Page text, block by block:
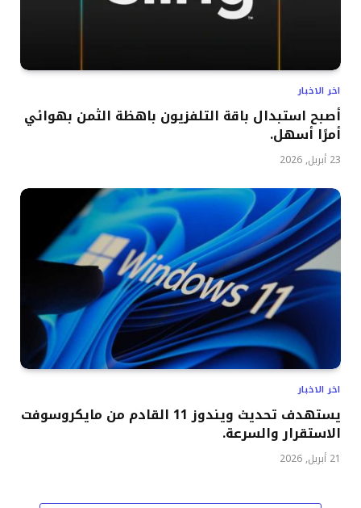
اخر الاخبار
أصبح استبدال باقة التلفزيون باهظة الثمن بهوائي
أمرًا أسهل.
23 أبريل, 2026
اخر الاخبار
يستهدف تحديث ويندوز 11 القادم من مايكروسوفت
الاستقرار والسرعة.
21 أبريل, 2026